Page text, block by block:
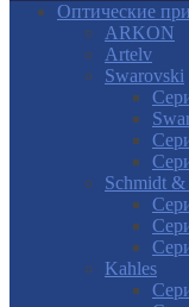
Оптические
ARKON
Artelv
Swarovski
Schmidt &
Kahles